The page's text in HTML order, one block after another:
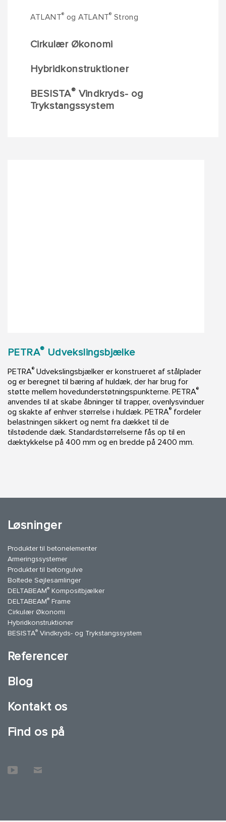
ATLANT® og ATLANT® Strong
Cirkulær Økonomi
Hybridkonstruktioner
BESISTA® Vindkryds- og
Trykstangssystem
PETRA® Udvekslingsbjælke
PETRA® Udvekslingsbjælker er konstrueret af stålplader
og er beregnet til bæring af huldæk, der har brug for
støtte mellem hovedunderstøtningspunkterne. PETRA®
anvendes til at skabe åbninger til trapper, ovenlysvinduer
og skakte af enhver størrelse i huldæk. PETRA® fordeler
belastningen sikkert og nemt fra dækket til de
tilstødende dæk. Standardstørrelserne fås op til en
dæktykkelse på 400 mm og en bredde på 2400 mm.
Løsninger
Produkter til betonelementer
Armeringssystemer
Produkter til betongulve
Boltede Søjlesamlinger
DELTABEAM® Kompositbjælker
DELTABEAM® Frame
Cirkulær Økonomi
Hybridkonstruktioner
BESISTA® Vindkryds- og Trykstangssystem
Referencer
Blog
Kontakt os
Find os på